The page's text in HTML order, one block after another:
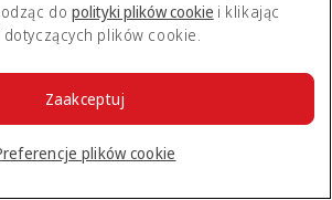
klasy danego lotu będą
rezerwacji po zalogowaniu na konto
dodatkowe opłaty za
Business Rewards?
do polityki plików cookie i klikając
plików cookie.
plików cookie
Zaakceptuj